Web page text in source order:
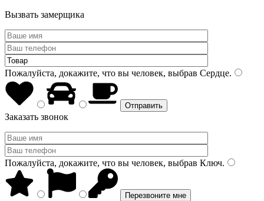
Вызвать замерщика
Пожалуйста, докажите, что вы человек, выбрав Сердце.
Заказать звонок
Пожалуйста, докажите, что вы человек, выбрав Ключ.